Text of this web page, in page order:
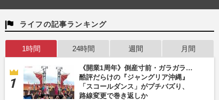
ライフの記事ランキング
1時間 24時間 週間 月間
《開業1周年》倒産寸前・ガラガラ…
酷評だらけの『ジャングリア沖縄』
「スコールダンス」がプチバズり、
路線変更で巻き返しか